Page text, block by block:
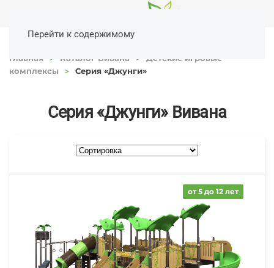
Перейти к содержимому
Главная Каталог Вивана
Детские игровые
комплексы
Серия «Джунги»
Серия «Джунги» Вивана
от 5 до 12 лет